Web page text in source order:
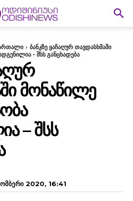
ბანკზე ყაჩაღურ თავდასხმაში
- შსს განცხადება
ᲛᲝᲜᲐᲬᲘᲚᲔ
– ᲨᲡᲡ
2020, 16:41